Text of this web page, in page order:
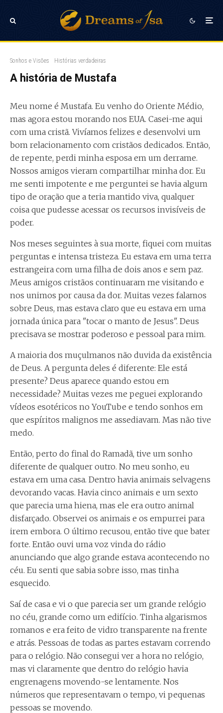
Sonhos e Visões Histórias verdadeiras
A história de Mustafa
Meu nome é Mustafa. Eu venho do Oriente Médio,
mas agora estou morando nos EUA. Casei-me aqui
com uma cristã. Vivíamos felizes e desenvolvi um
bom relacionamento com cristãos dedicados. Então,
de repente, perdi minha esposa em um derrame.
Nossos amigos vieram compartilhar minha dor. Eu
me senti impotente e me perguntei se havia algum
tipo de oração que a teria mantido viva, qualquer
coisa que pudesse acessar os recursos invisíveis de
poder.
Nos meses seguintes à sua morte, fiquei com muitas
perguntas e intensa tristeza. Eu estava em uma terra
estrangeira com uma filha de dois anos e sem paz.
Meus amigos cristãos continuaram me visitando e
nos unimos por causa da dor. Muitas vezes falamos
sobre Deus, mas estava claro que eu estava em uma
jornada única para "tocar o manto de Jesus". Deus
precisava se mostrar poderoso e pessoal para mim.
A maioria dos muçulmanos não duvida da existência
de Deus. A pergunta deles é diferente: Ele está
presente? Deus aparece quando estou em
necessidade? Muitas vezes me peguei explorando
vídeos esotéricos no YouTube e tendo sonhos em
que espíritos malignos me assediavam. Mas não tive
medo.
Então, perto do final do Ramadã, tive um sonho
diferente de qualquer outro. No meu sonho, eu
estava em uma casa. Dentro havia animais selvagens
devorando vacas. Havia cinco animais e um sexto
que parecia uma hiena, mas ele era outro animal
disfarçado. Observei os animais e os empurrei para
irem embora. O último recusou, então tive que bater
forte. Então ouvi uma voz vinda do rádio
anunciando que algo grande estava acontecendo no
céu. Eu senti que sabia sobre isso, mas tinha
esquecido.
Saí de casa e vi o que parecia ser um grande relógio
no céu, grande como um edifício. Tinha algarismos
romanos e era feito de vidro transparente na frente
e atrás. Pessoas de todas as partes estavam correndo
para o relógio. Não consegui ver a hora no relógio,
mas vi claramente que dentro do relógio havia
engrenagens movendo-se lentamente. Nos
números que representavam o tempo, vi pequenas
pessoas se movendo.